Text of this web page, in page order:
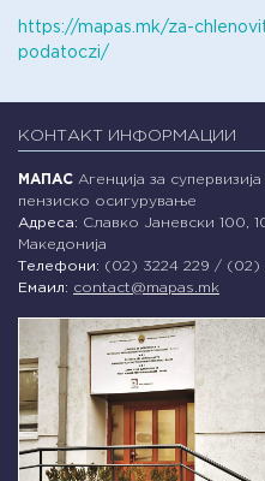
https://mapas.mk/za-
podatoczi/
КОНТАКТ ИНФОРМАЦИИ
МАПАС Агенција за
пензиско осигурување
Адреса: Славко Јаневски 100,
Македонија
Телефони: (02) 3224 229 / (02)
Емаил: contact@mapas.mk